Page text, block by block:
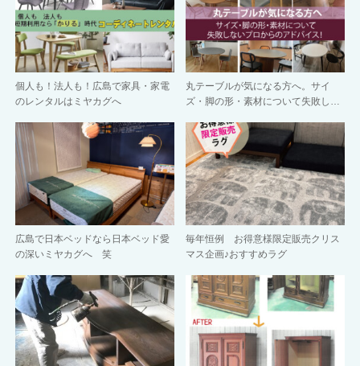
個人も！法人も！広島で家具・家電
のレンタルはミヤカグへ
丸テーブルが気になる方へ。サイ
ズ・脚の形・素材について失敗し…
広島で日本ベッドなら日本ベッド愛
の深いミヤカグへ 笑
毎年恒例 お得意様限定販売クリス
マス企画♪おすすめラグ